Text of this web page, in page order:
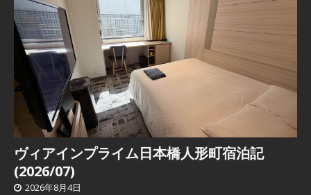
ヴィアインプライム日本橋人形町宿泊記
(2026/07)
2026年8月4日